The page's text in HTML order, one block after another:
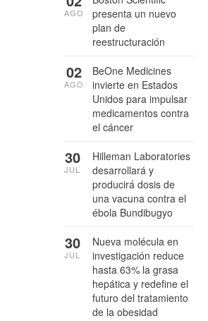
presenta un nuevo
plan de
reestructuración
AGO
BeOne Medicines
invierte en Estados
Unidos para impulsar
medicamentos contra
el cáncer
02
AGO
Hilleman Laboratories
desarrollará y
producirá dosis de
una vacuna contra el
ébola Bundibugyo
30
JUL
Nueva molécula en
investigación reduce
hasta 63% la grasa
hepática y redefine el
futuro del tratamiento
de la obesidad
30
JUL